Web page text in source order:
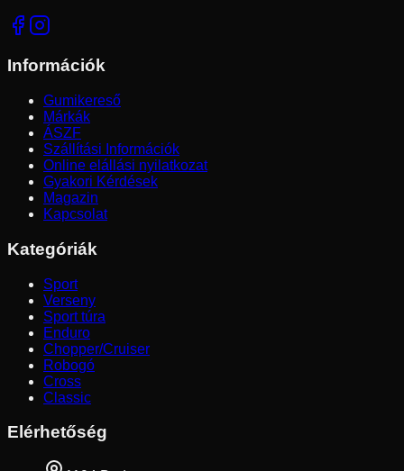
Információk
Gumikereső
Márkák
ÁSZF
Szállítási Információk
Online elállási nyilatkozat
Gyakori Kérdések
Magazin
Kapcsolat
Kategóriák
Sport
Verseny
Sport túra
Enduro
Chopper/Cruiser
Robogó
Cross
Classic
Elérhetőség